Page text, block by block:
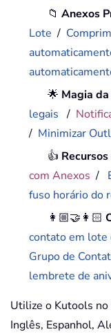
📁Anexos
Lote /
🌟 Magia
legais /
/ Minimizar
👍
com Anexos /
fuso horário do
👩🏼‍🤝‍👩🏻
contato em lote
Grupo de
lembrete de
Utilize o Kutools
Inglês, Espanhol,